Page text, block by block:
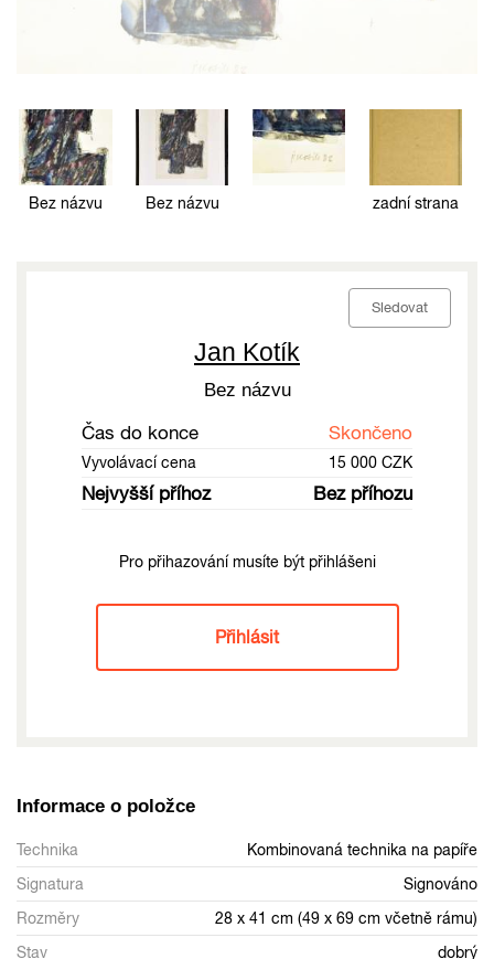
Bez názvu Bez názvu zadní strana
Sledovat
Jan Kotík
Bez názvu
Čas do konce Skončeno
Vyvolávací cena 15 000 CZK
Nejvyšší příhoz Bez příhozu
Pro přihazování musíte být přihlášeni
Přihlásit
Informace o položce
Technika
Kombinovaná technika na papíře
Signatura
Signováno
Rozměry
28 x 41 cm (49 x 69 cm včetně rámu)
Stav
dobrý